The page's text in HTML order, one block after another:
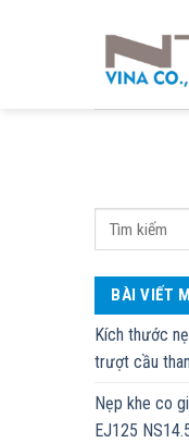
BÀI VIẾT
Kích thước
trượt cầu
Nẹp khe co
EJ125